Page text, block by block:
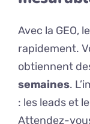
Avec la GEO,
rapidement.
obtiennent
semaines.
: les leads et
Attendez-